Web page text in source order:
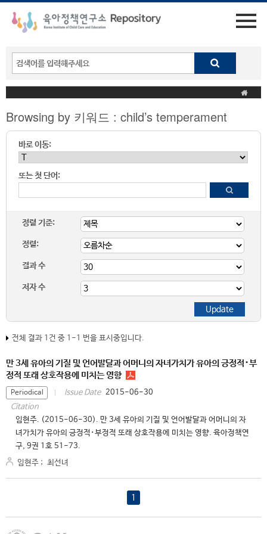
Browsing by 키워드 : child’s temperament
바로 이동:
또는 첫 단어:
정렬 기준:
정렬:
결과 수
저자 수
전체 결과 1건 중 1-1 번을 표시중입니다.
만 3세 유아의 기질 및 언어발달과 어머니의 자녀가치가 유아의 긍정적･부
정적 또래 상호작용에 미치는 영향
Periodical Issue Date 2015-06-30
Citation
임현주. (2015-06-30). 만 3세 유아의 기질 및 언어발달과 어머니의 자
녀가치가 유아의 긍정적･부정적 또래 상호작용에 미치는 영향. 육아정책연
구, 9권 1호 51-73.
임현주 ; 최선녀
1